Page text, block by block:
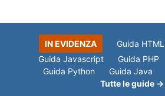
IN EVIDENZA Guida HTML
Guida Javascript
Guida PHP
Guida Python
Guida Java
Tutte le guide →